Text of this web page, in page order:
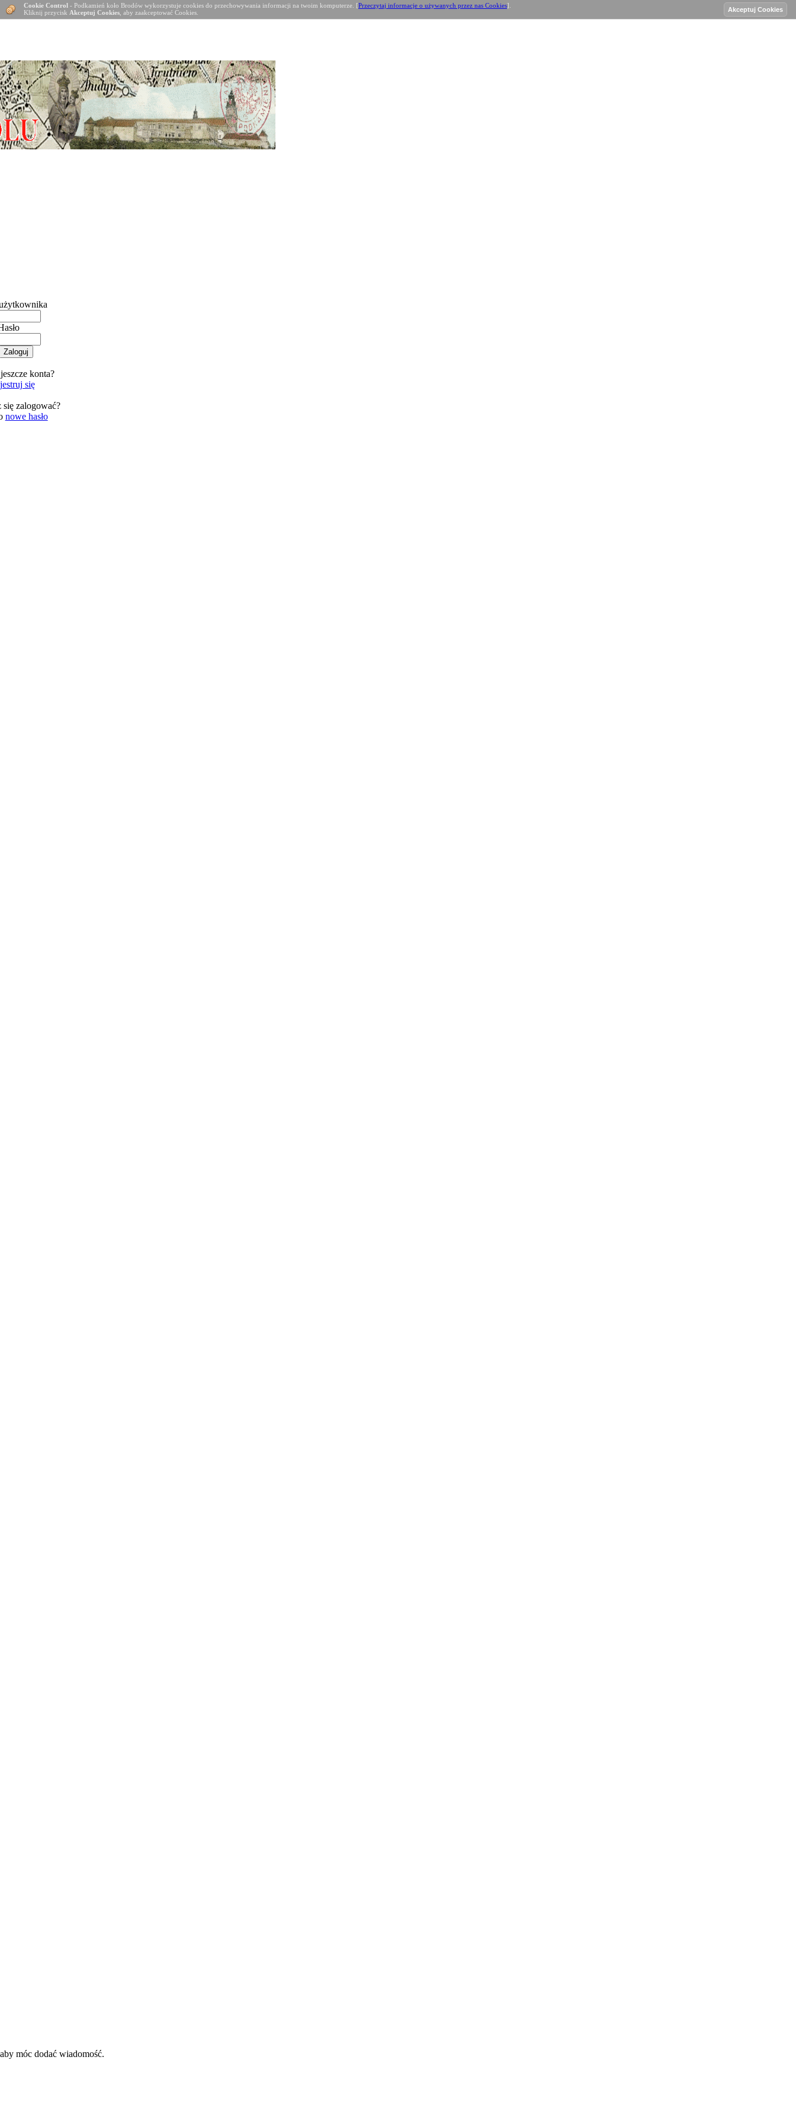
konta?
się
się zalogować?
nowe hasło
móc dodać wiadomość.
Cookie Control - Podkamień koło Brodów wykorzystuje cookies do przechowywania informacji na twoim komputerze. [Przeczytaj informacje o używanych przez nas Cookies].
Kliknij przycisk Akceptuj Cookies , aby zaakceptować Cookies.